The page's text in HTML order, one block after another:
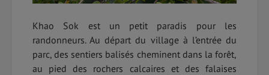
Khao Sok est un petit paradis pour les
randonneurs. Au départ du village à l’entrée du
parc, des sentiers balisés cheminent dans la forêt,
au pied des rochers calcaires et des falaises